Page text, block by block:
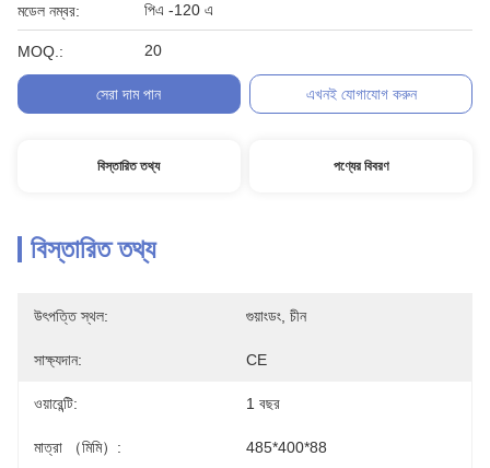
মডেল নম্বর: পিএ -120 এ
MOQ.: 20
সেরা দাম পান এখনই যোগাযোগ করুন
বিস্তারিত তথ্য পণ্যের বিবরণ
বিস্তারিত তথ্য
উৎপত্তি স্থল: গুয়াংডং, চীন
সাক্ষ্যদান: CE
ওয়ারেন্টি: 1 বছর
মাত্রা （মিমি）: 485*400*88